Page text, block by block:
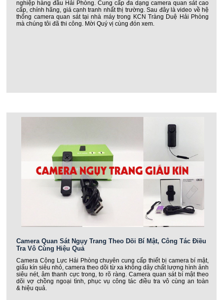
nghiệp hàng đầu Hải Phòng. Cung cấp đa dạng camera quan sát cao
cấp, chính hãng, giá cạnh tranh nhất thị trường. Sau đây là video về hệ
thống camera quan sát tại nhà máy trong KCN Tràng Duệ Hải Phòng
mà chúng tôi đã thi công. Mời Quý vị cùng đón xem.
Camera Quan Sát Ngụy Trang Theo Dõi Bí Mật, Công Tác Điều
Tra Vô Cùng Hiệu Quả
Camera Cộng Lực Hải Phòng chuyên cung cấp thiết bị camera bí mật,
giấu kín siêu nhỏ, camera theo dõi từ xa không dây chất lượng hình ảnh
siêu nét, âm thanh cực trong, to rõ ràng. Camera quan sát bí mật theo
dõi vợ chồng ngoại tình, phục vụ công tác điều tra vô cùng an toàn
& hiệu quả.